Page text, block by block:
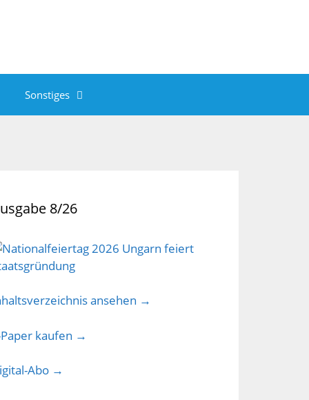
Sonstiges
8/26
ansehen →
Paper kaufen →
Abo →